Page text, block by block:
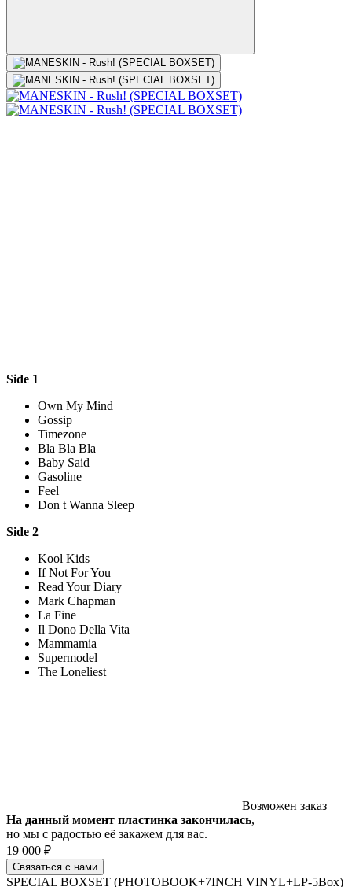
Side 1
Own My Mind
Gossip
Timezone
Bla Bla Bla
Baby Said
Gasoline
Feel
Don t Wanna Sleep
Side 2
Kool Kids
If Not For You
Read Your Diary
Mark Chapman
La Fine
Il Dono Della Vita
Mammamia
Supermodel
The Loneliest
Возможен заказ
На данный момент пластинка закончилась,
но мы с радостью её закажем для вас.
19 000 ₽
Связаться с нами
SPECIAL BOXSET (PHOTOBOOK+7INCH VINYL+LP-5Box)